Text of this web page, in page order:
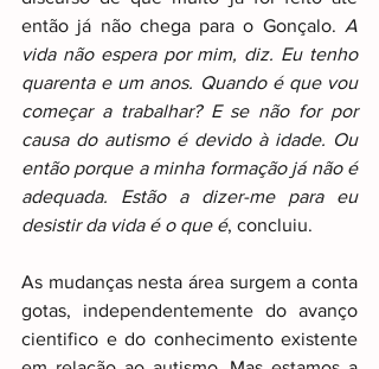
então já não chega para o Gonçalo. A
vida não espera por mim, diz. Eu tenho
quarenta e um anos. Quando é que vou
começar a trabalhar? E se não for por
causa do autismo é devido à idade. Ou
então porque a minha formação já não é
adequada. Estão a dizer-me para eu
desistir da vida é o que é, concluiu.
As mudanças nesta área surgem a conta
gotas, independentemente do avanço
cientifico e do conhecimento existente